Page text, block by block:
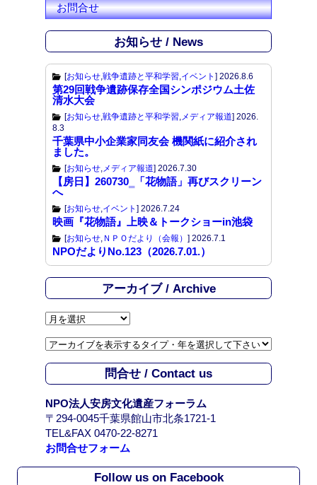
お問合せ
お知らせ / News
[お知らせ,戦争遺跡と平和学習,イベント ] 2026.8.6
第29回戦争遺跡保存全国シンポジウム土佐
清水大会
[お知らせ,戦争遺跡と平和学習,メディア報道] 2026.
8.3
千葉県中小企業家同友会 機関紙に紹介され
ました。
[お知らせ,メディア報道] 2026.7.30
【房日】260730‗「花物語」再びスクリーン
へ
[お知らせ,イベント ] 2026.7.24
映画『花物語』上映＆トークショーin池袋
[お知らせ,ＮＰＯだより（会報） ] 2026.7.1
NPOだよりNo.123（2026.7.01.）
アーカイブ / Archive
ア
カ
イ
ブ
A
r
c
h
i
問合せ / Contact us
NPO法人安房文化遺産フォーラム
〒294-0045千葉県館山市北条1721-1
TEL&FAX 0470-22-8271
お問合せフォーム
Follow us on Facebook